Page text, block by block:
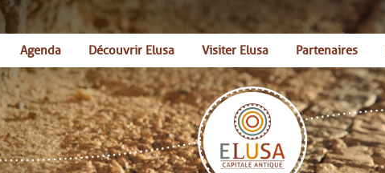
Agenda Découvrir Elusa Visiter Elusa Partenaires